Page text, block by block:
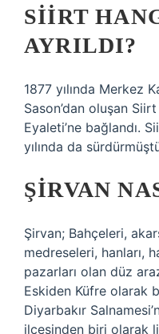
SIIRT
AYRILDI?
1877 yılında Merkez
Sason’dan oluşan
Eyaleti’ne bağlandı.
yılında da
ŞIRVAN
Şirvan; Bahçeleri,
medreseleri, hanları,
pazarları olan düz
Eskiden Küfre olarak
Diyarbakır
ilçesinden biri olarak